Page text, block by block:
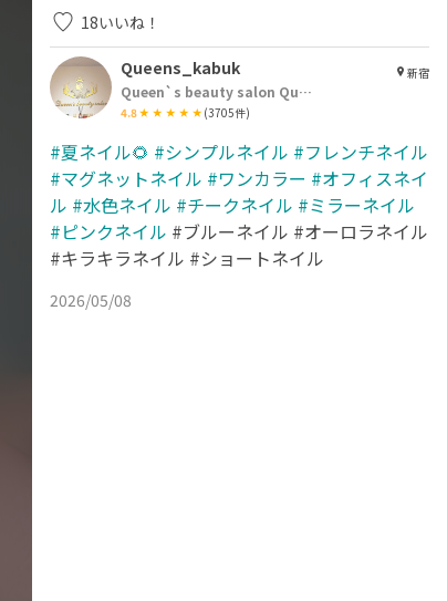
18いいね！
Queens_kabuk
Queen`s beauty salon Queen`s 歌舞伎町店
4.8 (3705件)
新宿
#夏ネイル🌻 #シンプルネイル #フレンチネイル
#マグネットネイル #ワンカラー #オフィスネイ
ル #水色ネイル #チークネイル #ミラーネイル
#ピンクネイル #ブルーネイル #オーロラネイル
#キラキラネイル #ショートネイル
2026/05/08